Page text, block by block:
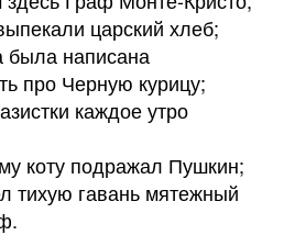
царский хлеб;
была написана
про Черную курицу;
каждое утро
коту подражал Пушкин;
тихую гавань мятежный